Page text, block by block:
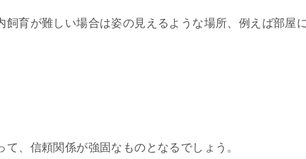
育が難しい場合は姿の見えるような場所、例えば部屋
、信頼関係が強固なものとなるでしょう。